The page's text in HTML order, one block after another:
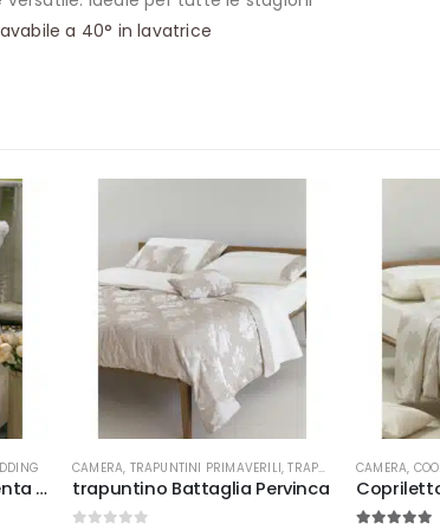
a 40° in lavatrice
Completo Lenzuolo Argenta Battaglia
Questo prodotto ha più varianti. Le opzioni possono essere scelte nella pagina del prodotto
CAMERA,TRAPUNTINI PRIMAVERILI,TRAPUNTINI PRIMAVERILI ,
trapuntino Battaglia Pervinca
Questo prodotto ha più varianti. Le opzioni possono essere scelte nella pagina del prodotto
CAMERA,